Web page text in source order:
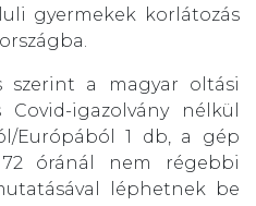
gyermekek korlátozás
szerint a magyar oltási
igazolvány nélkül
Európából 1 db, a gép
óránál nem régebbi
léphetnek be